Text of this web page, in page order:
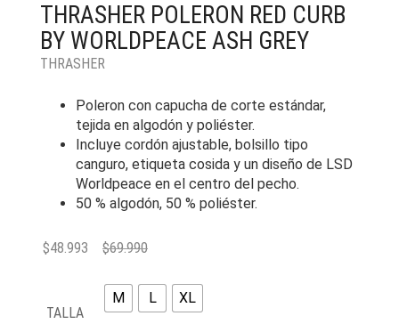
THRASHER POLERON RED CURB
BY WORLDPEACE ASH GREY
THRASHER
Poleron con capucha de corte estándar,
tejida en algodón y poliéster.
Incluye cordón ajustable, bolsillo tipo
canguro, etiqueta cosida y un diseño de LSD
Worldpeace en el centro del pecho.
50 % algodón, 50 % poliéster.
$69.990
$48.993
TALLA
M L XL